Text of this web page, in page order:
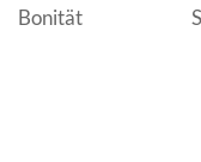
Bonität